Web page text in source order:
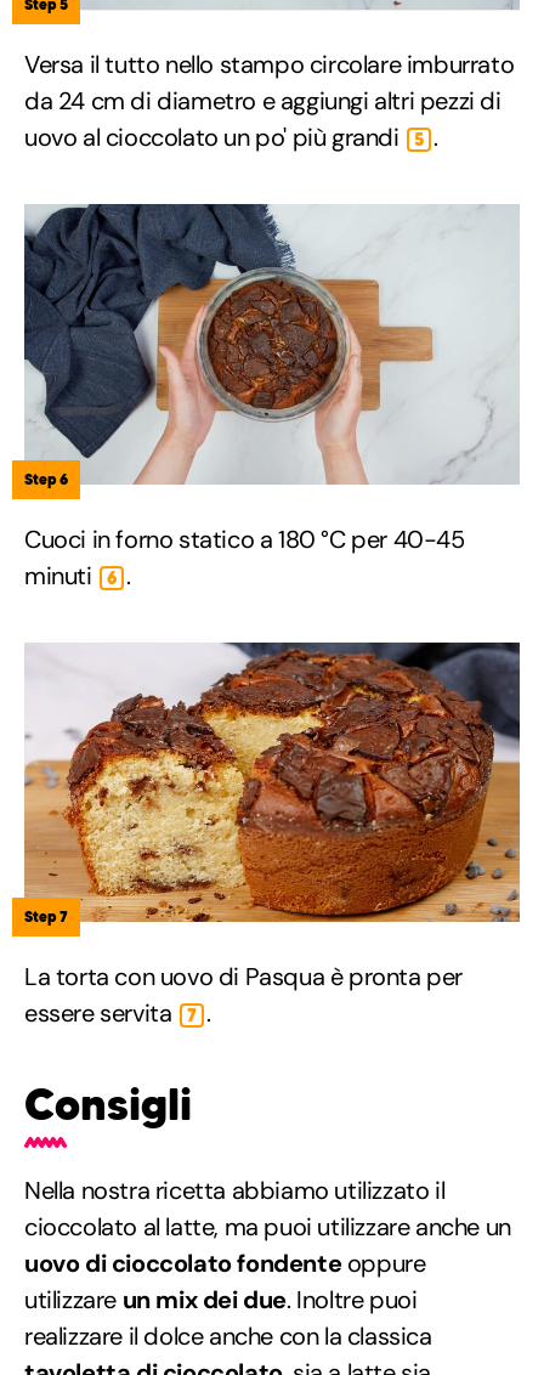
Step 5
Versa il tutto nello stampo circolare imburrato
da 24 cm di diametro e aggiungi altri pezzi di
uovo al cioccolato un po' più grandi
5 .
Step 6
Cuoci in forno statico a 180 °C per 40-45
minuti
6 .
Step 7
La torta con uovo di Pasqua è pronta per
essere servita
7 .
Consigli
Nella nostra ricetta abbiamo utilizzato il
cioccolato al latte, ma puoi utilizzare anche un
uovo di cioccolato fondenteoppure
utilizzare un mix dei due. Inoltre puoi
realizzare il dolce anche con la classica